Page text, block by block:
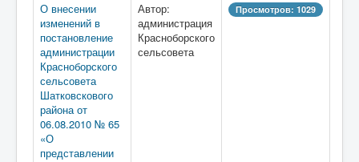
О внесении
изменений в
постановление
администрации
Красноборского
сельсовета
Шатковскового
района от
06.08.2010 № 65
«О
представлении
Автор:
администрация
Красноборского
сельсовета
Просмотров: 1029